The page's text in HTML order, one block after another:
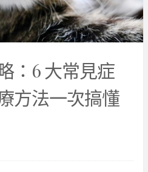
：6 大常見症
方法一次搞懂